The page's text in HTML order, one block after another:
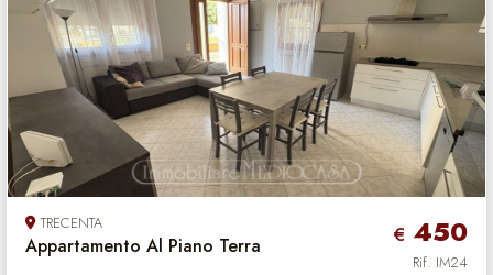
TRECENTA
Appartamento Al Piano Terra € 450
Rif. IM24